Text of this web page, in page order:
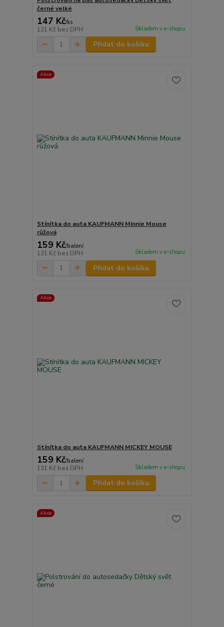
černé velké
147 Kč/ks
121 Kč bez DPH Skladem v e-shopu
Přidat do košíku
Akce
Stínítka do auta KAUFMANN Minnie Mouse
růžová
159 Kč/balení
131 Kč bez DPH Skladem v e-shopu
Přidat do košíku
Akce
Stínítka do auta KAUFMANN MICKEY MOUSE
159 Kč/balení
131 Kč bez DPH Skladem v e-shopu
Přidat do košíku
Akce